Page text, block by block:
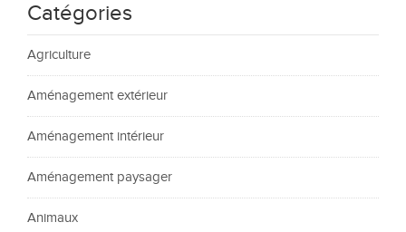
Catégories
Agriculture
Aménagement extérieur
Aménagement intérieur
Aménagement paysager
Animaux